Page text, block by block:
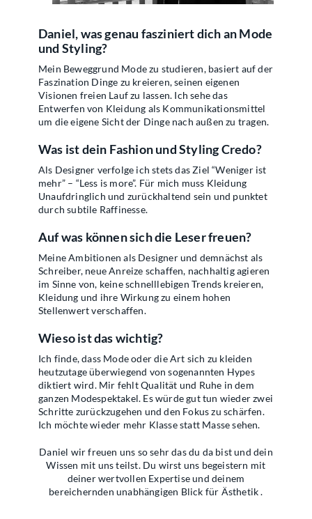
Daniel, was genau fasziniert dich an Mode
und Styling?
Mein Beweggrund Mode zu studieren, basiert auf der
Faszination Dinge zu kreieren, seinen eigenen
Visionen freien Lauf zu lassen. Ich sehe das
Entwerfen von Kleidung als Kommunikationsmittel
um die eigene Sicht der Dinge nach außen zu tragen.
Was ist dein Fashion und Styling Credo?
Als Designer verfolge ich stets das Ziel “Weniger ist
mehr” – “Less is more”. Für mich muss Kleidung
Unaufdringlich und zurückhaltend sein und punktet
durch subtile Raffinesse.
Auf was können sich die Leser freuen?
Meine Ambitionen als Designer und demnächst als
Schreiber, neue Anreize schaffen, nachhaltig agieren
im Sinne von, keine schnelllebigen Trends kreieren,
Kleidung und ihre Wirkung zu einem hohen
Stellenwert verschaffen.
Wieso ist das wichtig?
Ich finde, dass Mode oder die Art sich zu kleiden
heutzutage überwiegend von sogenannten Hypes
diktiert wird. Mir fehlt Qualität und Ruhe in dem
ganzen Modespektakel. Es würde gut tun wieder zwei
Schritte zurückzugehen und den Fokus zu schärfen.
Ich möchte wieder mehr Klasse statt Masse sehen.
Daniel wir freuen uns so sehr das du da bist und dein
Wissen mit uns teilst. Du wirst uns begeistern mit
deiner wertvollen Expertise und deinem
bereichernden unabhängigen Blick für Ästhetik .